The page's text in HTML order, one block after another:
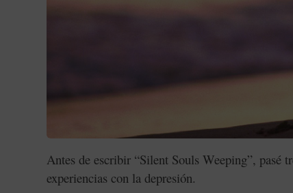
Antes de escribir “Silent Souls Weeping”, pasé
experiencias con la depresión.